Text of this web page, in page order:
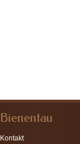
Bienentau
Kontakt